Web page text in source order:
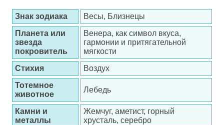
Знак зодиака
Весы, Близнецы
Планета или
звезда
покровитель
Венера, как символ вкуса,
гармонии и притягательной
мягкости
Стихия
Воздух
Тотемное
животное
Лебедь
Камни и
металлы
Жемчуг, аметист, горный
хрусталь, серебро